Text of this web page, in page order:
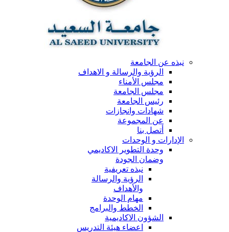
نبذه عن الجامعة
الرؤية والرسالة و الاهداف
مجلس الأمناء
مجلس الجامعة
رئيس الجامعة
شهادات وانجازات
عن المجموعة
أتصل بنا
الإدارات و الوحدات
وحدة التطوير الاكاديمي
وضمان الجودة
نبذه تعريفية
الرؤية والرسالة
والأهداف
مهام الوحدة
الخطط والبرامج
الشؤون الاكاديمية
اعضاء هيئة التدريس